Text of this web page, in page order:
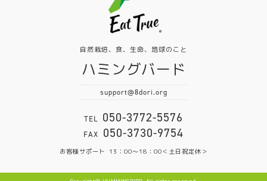
自然栽培、食、生命、地球のこと
ハミングバード
support@8dori.org
TEL 050-3772-5576
FAX 050-3730-9754
お客様サポート 13：00～18：00＜土日祝定休＞